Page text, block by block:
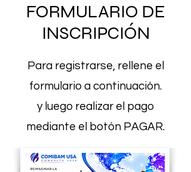
FORMULARIO DE
INSCRIPCIÓN
Para registrarse, rellene el
formulario a continuación.
y luego realizar el pago
mediante el botón PAGAR.